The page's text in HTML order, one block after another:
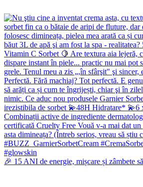
🎉 15 ANI de energie, mișcare și zâmbete